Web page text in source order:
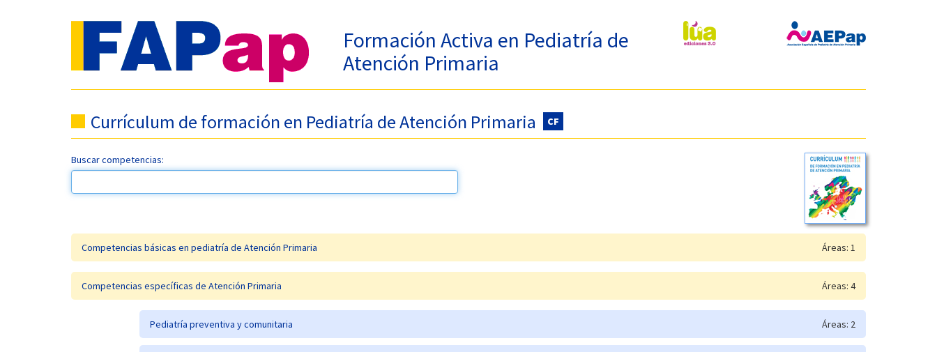
Formación Activa en Pediatría de
Atención Primaria
Currículum de formación en Pediatría de Atención Primaria CF
Buscar competencias:
Competencias básicas en pediatría de Atención Primaria Áreas: 1
Competencias específicas de Atención Primaria Áreas: 4
Pediatría preventiva y comunitaria Áreas: 2